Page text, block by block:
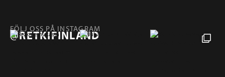
FÖLJ OSS PÅ INSTAGRAM
@RETKIFINLAND